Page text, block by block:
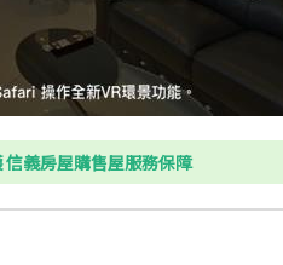
義房屋購售屋服務保障